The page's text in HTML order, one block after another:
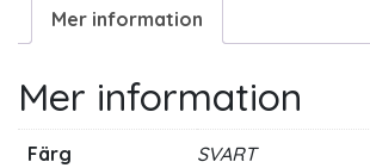
Mer information
Mer information
Färg SVART